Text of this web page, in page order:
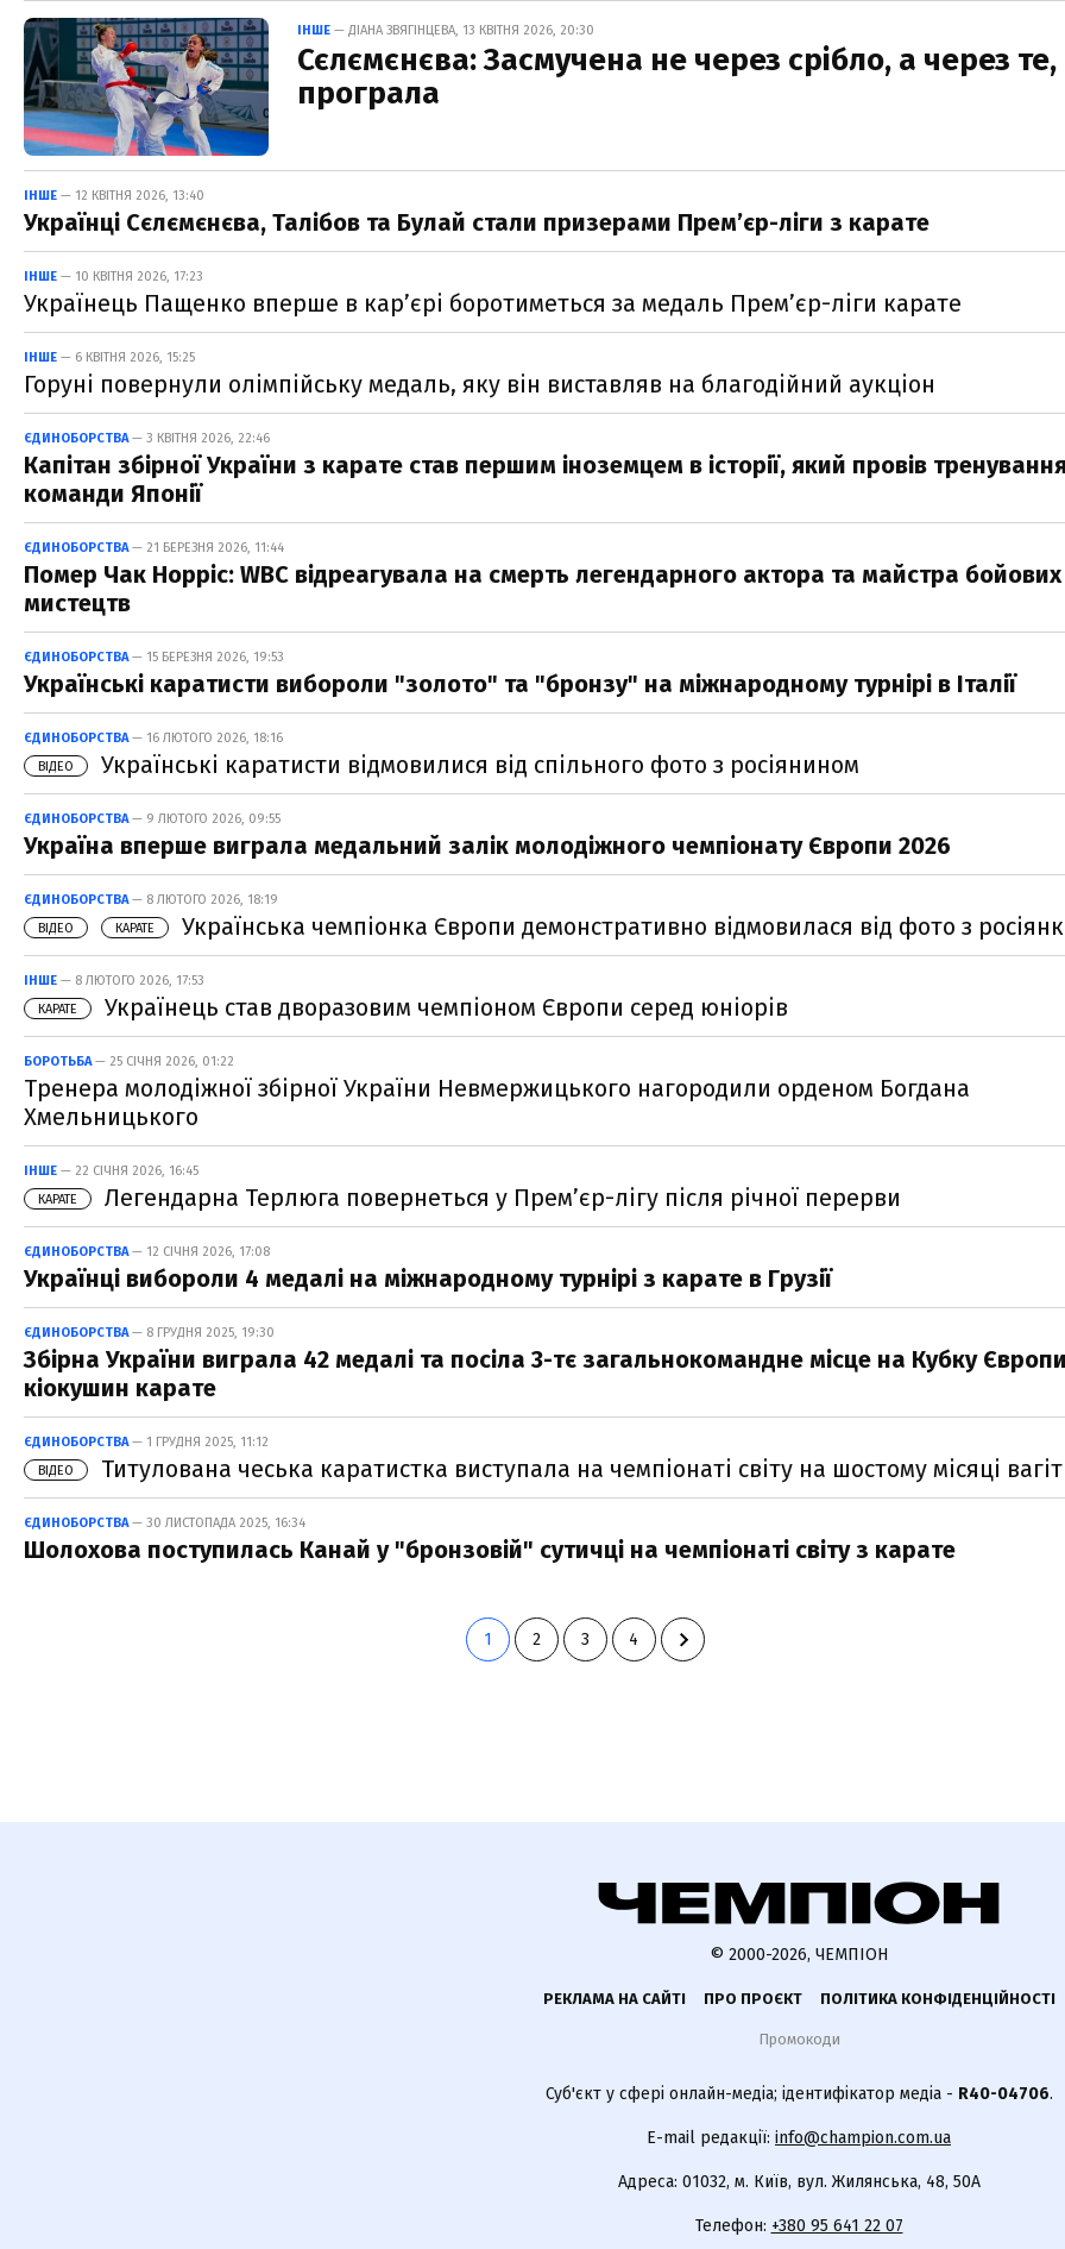
ІНШЕ — ДІАНА ЗВЯГІНЦЕВА, 13 КВІТНЯ 2026, 20:30
Сєлємєнєва: Засмучена не через срібло, а через
програла
ІНШЕ — 12 КВІТНЯ 2026, 13:40
Українці Сєлємєнєва, Талібов та Булай стали призерами Прем’єр-ліги з карате
ІНШЕ — 10 КВІТНЯ 2026, 17:23
Українець Пащенко вперше в кар’єрі боротиметься за медаль Прем’єр-ліги карате
ІНШЕ — 6 КВІТНЯ 2026, 15:25
Горуні повернули олімпійську медаль, яку він виставляв на благодійний аукціон
ЄДИНОБОРСТВА— 3 КВІТНЯ 2026, 22:46
Капітан збірної України з карате став першим іноземцем в історії, який провів
команди Японії
ЄДИНОБОРСТВА— 21 БЕРЕЗНЯ 2026, 11:44
Помер Чак Норріс: WBC відреагувала на смерть легендарного актора та майстра бойових
мистецтв
ЄДИНОБОРСТВА— 15 БЕРЕЗНЯ 2026, 19:53
Українські каратисти вибороли "золото" та "бронзу" на міжнародному турнірі в Італії
ЄДИНОБОРСТВА— 16 ЛЮТОГО 2026, 18:16
ВІДЕО
Українські каратисти відмовилися від спільного фото з росіянином
ЄДИНОБОРСТВА— 9 ЛЮТОГО 2026, 09:55
Україна вперше виграла медальний залік молодіжного чемпіонату Європи 2026
ЄДИНОБОРСТВА— 8 ЛЮТОГО 2026, 18:19
ВІДЕО
КАРАТЕ Українська чемпіонка Європи демонстративно відмовилася від фото з
ІНШЕ — 8 ЛЮТОГО 2026, 17:53
КАРАТЕ
Українець став дворазовим чемпіоном Європи серед юніорів
БОРОТЬБА— 25 СІЧНЯ 2026, 01:22
Тренера молодіжної збірної України Невмержицького нагородили орденом Богдана
Хмельницького
ІНШЕ — 22 СІЧНЯ 2026, 16:45
КАРАТЕ
Легендарна Терлюга повернеться у Прем’єр-лігу після річної перерви
ЄДИНОБОРСТВА— 12 СІЧНЯ 2026, 17:08
Українці вибороли 4 медалі на міжнародному турнірі з карате в Грузії
ЄДИНОБОРСТВА— 8 ГРУДНЯ 2025, 19:30
Збірна України виграла 42 медалі та посіла 3-тє загальнокомандне місце на Кубку
кіокушин карате
ЄДИНОБОРСТВА— 1 ГРУДНЯ 2025, 11:12
ВІДЕО
Титулована чеська каратистка виступала на чемпіонаті світу на шостому місяці
ЄДИНОБОРСТВА— 30 ЛИСТОПАДА 2025, 16:34
Шолохова поступилась Канай у "бронзовій" сутичці на чемпіонаті світу з карате
1 2 3 4
© 2000-2026, ЧЕМПІОН
РЕКЛАМА НА САЙТІ ПРО ПРОЄКТ ПОЛІТИКА КОНФІДЕНЦІЙНОСТІ
Промокоди
Суб'єкт у сфері онлайн-медіа; ідентифікатор медіа - R40-04706.
E-mail редакції: info@champion.com.ua
Адреса: 01032, м. Київ, вул. Жилянська, 48, 50А
Телефон: +380 95 641 22 07